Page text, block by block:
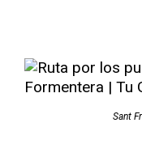
Sant